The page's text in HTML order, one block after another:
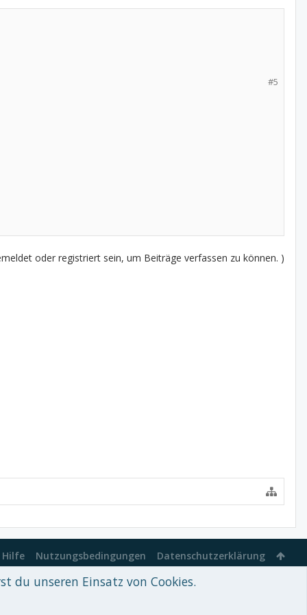
#5
oder registriert sein, um Beiträge verfassen zu können. )
Hilfe Nutzungsbedingungen Datenschutzerklärung
du unseren Einsatz von Cookies.